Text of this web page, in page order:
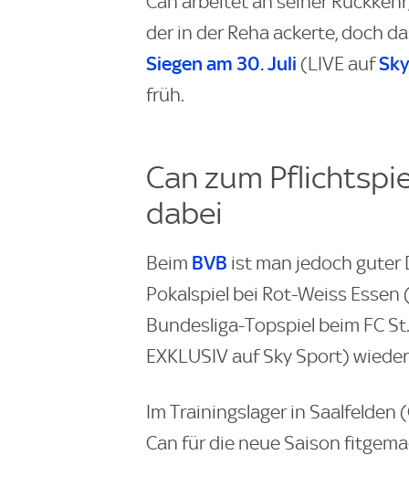
der in der Reha ackerte, doch
Siegen am 30. Juli (LIVE auf
früh.
Can zum
dabei
Beim BVB ist man jedoch guter
Pokalspiel bei Rot-Weiss
Bundesliga-Topspiel beim FC
EXKLUSIV auf Sky Sport)
Im Trainingslager in Saalfelden
Can für die neue Saison